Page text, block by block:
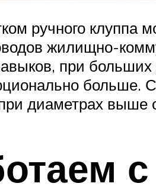
ручного клуппа
жилищно-
при больших
больше.
диаметрах выше